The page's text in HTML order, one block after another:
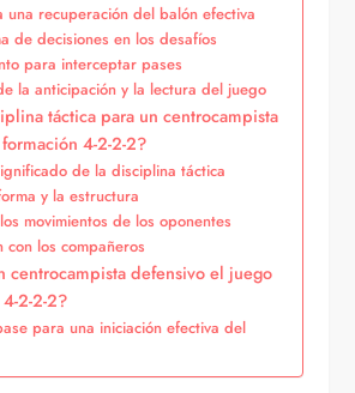
una recuperación del balón efectiva
de decisiones en los desafíos
para interceptar pases
la anticipación y la lectura del juego
táctica para un centrocampista
4-2-2-2?
de la disciplina táctica
y la estructura
movimientos de los oponentes
con los compañeros
centrocampista defensivo el juego
2-2-2?
para una iniciación efectiva del